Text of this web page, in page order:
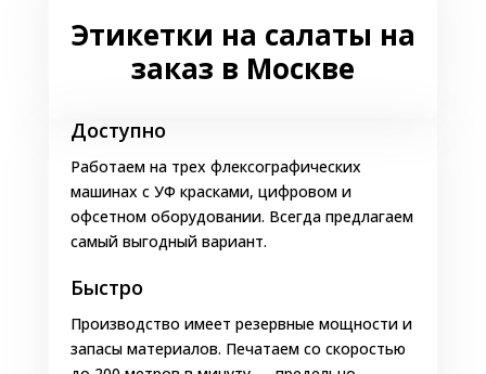
чтобы клиент понимал, что покупает.
Например: салат по-корейски, оливье,
Ингредиентный состав. Компоненты
указываются в порядке убывания массовой
доли.
Масса продукта.
Дата производства, срок и условия
тары).
Название и юридический адрес
изготовителя и поставщика.
Этикетки на салаты на
заказ в Москве
Доступно
Работаем на трех флексографических
машинах с УФ красками, цифровом и
офсетном оборудовании. Всегда предлагаем
самый выгодный вариант.
Быстро
Производство имеет резервные мощности и
запасы материалов. Печатаем со скоростью